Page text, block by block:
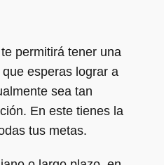
te permitirá tener una
esperas lograr a
sea tan
En este tienes la
tus metas.